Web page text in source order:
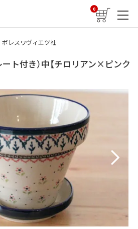
0
ボレスワヴィエツ社
ート付き）中【チロリアン×ピンク